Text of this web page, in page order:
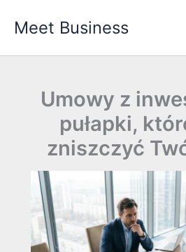
Meet Business
Umowy z
pułapki,
zniszczyć